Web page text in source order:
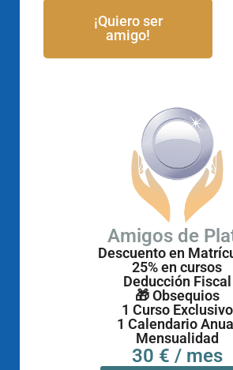
¡Quiero ser
amigo!
Amigos de
Descuento en
25% en cursos
Deducción Fiscal
🎁 Obsequios
1 Curso Exclusivo
1 Calendario Anual
Mensualidad
30 € / mes